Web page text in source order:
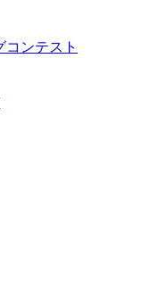
ンテスト